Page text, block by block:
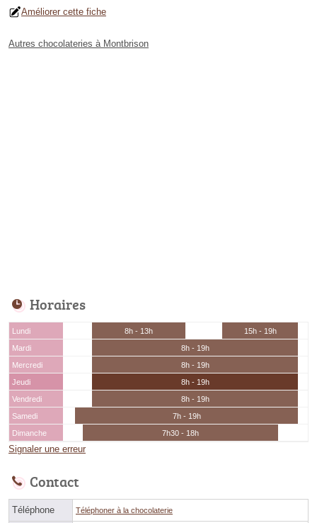
Améliorer cette fiche
Autres chocolateries à Montbrison
Horaires
Lundi 8h - 13h
15h - 19h
Mardi
8h - 19h
Mercredi
8h - 19h
Jeudi
8h - 19h
Vendredi
8h - 19h
Samedi
7h - 19h
Dimanche
7h30 - 18h
Signaler une erreur
Contact
Téléphone Téléphoner à la chocolaterie